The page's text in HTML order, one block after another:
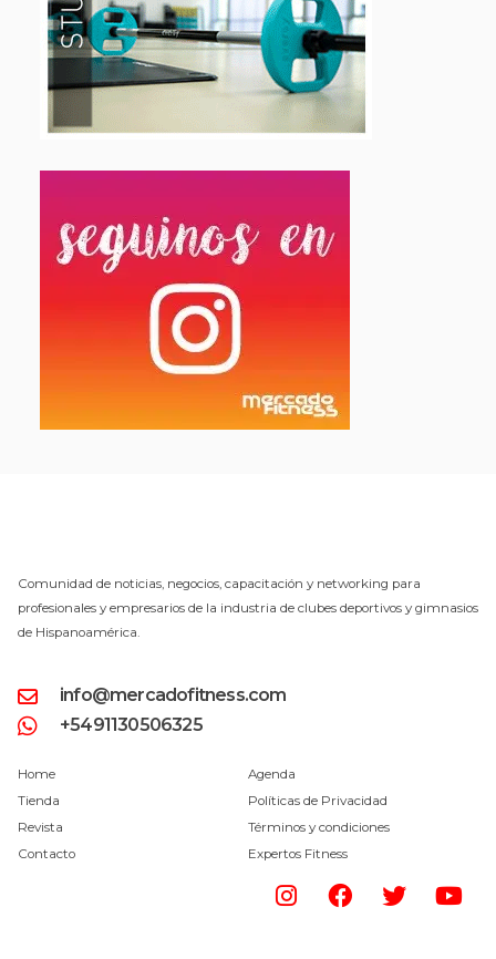
Comunidad de noticias, negocios, capacitación y networking para
profesionales y empresarios de la industria de clubes deportivos y gimnasios
de Hispanoamérica.
info@mercadofitness.com
+5491130506325
Home
Tienda
Revista
Contacto
Agenda
Políticas de Privacidad
Términos y condiciones
Expertos Fitness